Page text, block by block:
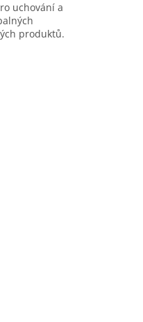
uchování a
produktů.